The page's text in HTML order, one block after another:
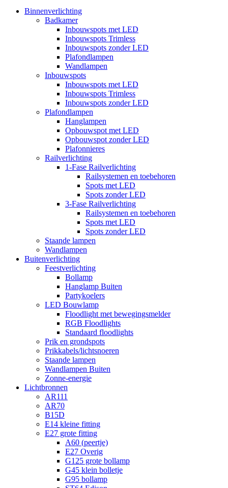
Binnenverlichting
Badkamer
Inbouwspots met LED
Inbouwspots Trimless
Inbouwspots zonder LED
Plafondlampen
Wandlampen
Inbouwspots
Inbouwspots met LED
Inbouwspots Trimless
Inbouwspots zonder LED
Plafondlampen
Hanglampen
Opbouwspot met LED
Opbouwspot zonder LED
Plafonnieres
Railverlichting
1-Fase Railverlichting
Railsystemen en toebehoren
Spots met LED
Spots zonder LED
3-Fase Railverlichting
Railsystemen en toebehoren
Spots met LED
Spots zonder LED
Staande lampen
Wandlampen
Buitenverlichting
Feestverlichting
Bollamp
Hanglamp Buiten
Partykoelers
LED Bouwlamp
Floodlight met bewegingsmelder
RGB Floodlights
Standaard floodlights
Prik en grondspots
Prikkabels/lichtsnoeren
Staande lampen
Wandlampen Buiten
Zonne-energie
Lichtbronnen
AR111
AR70
B15D
E14 kleine fitting
E27 grote fitting
A60 (peertje)
E27 Overig
G125 grote bollamp
G45 klein bolletje
G95 bollamp